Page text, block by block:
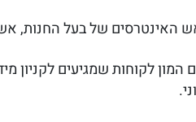
של בעל החנות,
לקוחות שמגיעים לקניון